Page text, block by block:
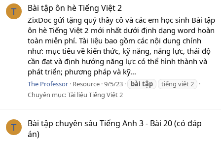
T Bài tập ôn hè Tiếng Việt 2
ZixDoc gửi tặng quý thầy cô và các em học sinh Bài tập
ôn hè Tiếng Việt 2 mới nhất dưới định dạng word hoàn
toàn miễn phí. Tài liệu bao gồm các nội dung chính
như: mục tiêu về kiến thức, kỹ năng, năng lực, thái độ
cần đạt và định hướng năng lực có thể hình thành và
phát triển; phương pháp và kỹ...
The Professor Resource 9/5/23 bài tập
tiếng việt 2
Chuyên mục:Tài liệu Tiếng Việt 2
T
Bài tập chuyên sâu Tiếng Anh 3 - Bài 20 (có đáp
án)